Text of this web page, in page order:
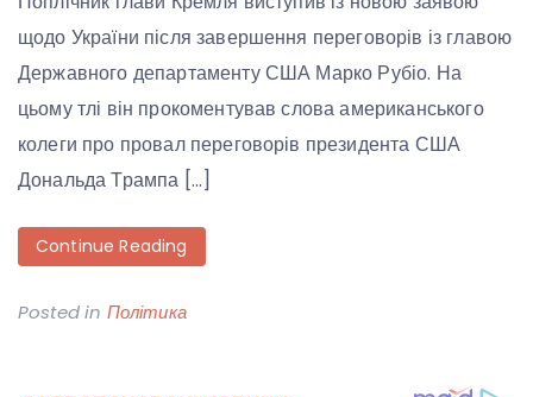
щодо України після завершення переговорів із главою
Державного департаменту США Марко Рубіо. На
цьому тлі він прокоментував слова американського
колеги про провал переговорів президента США
Дональда Трампа […]
Continue Reading
Posted in Політика